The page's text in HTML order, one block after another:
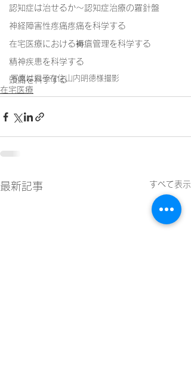
認知症は治せるか～認知症治療の羅針盤
神経障害性疼痛疼痛を科学する
在宅医療における褥瘡管理を科学する
精神疾患を科学する
頭痛を科学する
写真は逗子在住山内明徳様撮影
在宅医療
最新記事 すべて表示